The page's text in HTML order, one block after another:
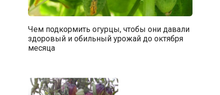
Чем подкормить огурцы, чтобы они давали
здоровый и обильный урожай до октября
месяца